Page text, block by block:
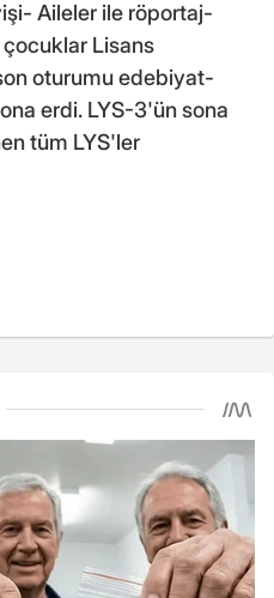
Aileler ile röportaj-
Lisans
oturumu edebiyat-
erdi. LYS-3'ün sona
tüm LYS'ler